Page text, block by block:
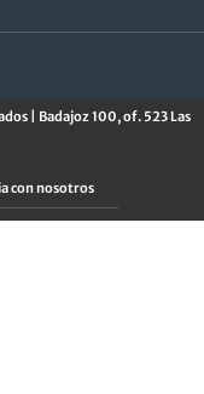
| Badajoz 100, of. 523 Las
con nosotros